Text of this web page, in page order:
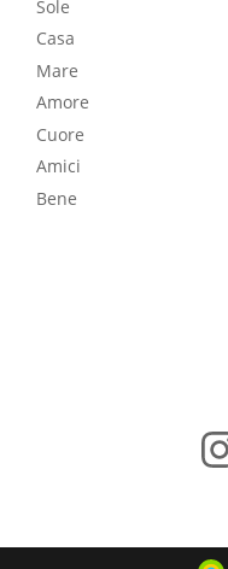
Sole
Casa
Mare
Amore
Cuore
Amici
Bene